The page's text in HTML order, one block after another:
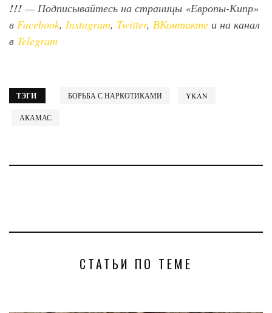
!!! — Подписывайтесь на страницы «Европы-Кипр»
в Facebook, Instagram, Twitter, ВКонтакте и на канал
в Telegram
ТЭГИ БОРЬБА С НАРКОТИКАМИ YKAN
АКАМАС
СТАТЬИ ПО ТЕМЕ